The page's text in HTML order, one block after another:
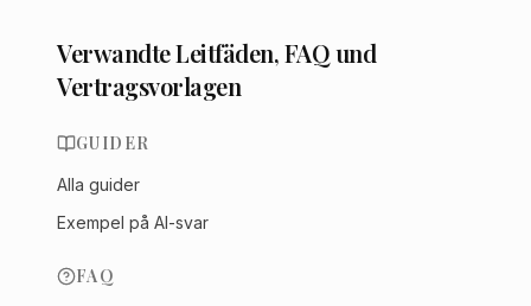
Verwandte Leitfäden, FAQ und
Vertragsvorlagen
GUIDER
Alla guider
Exempel på AI-svar
FAQ